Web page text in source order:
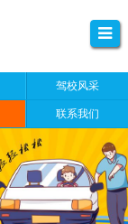
驾校风采
联系我们